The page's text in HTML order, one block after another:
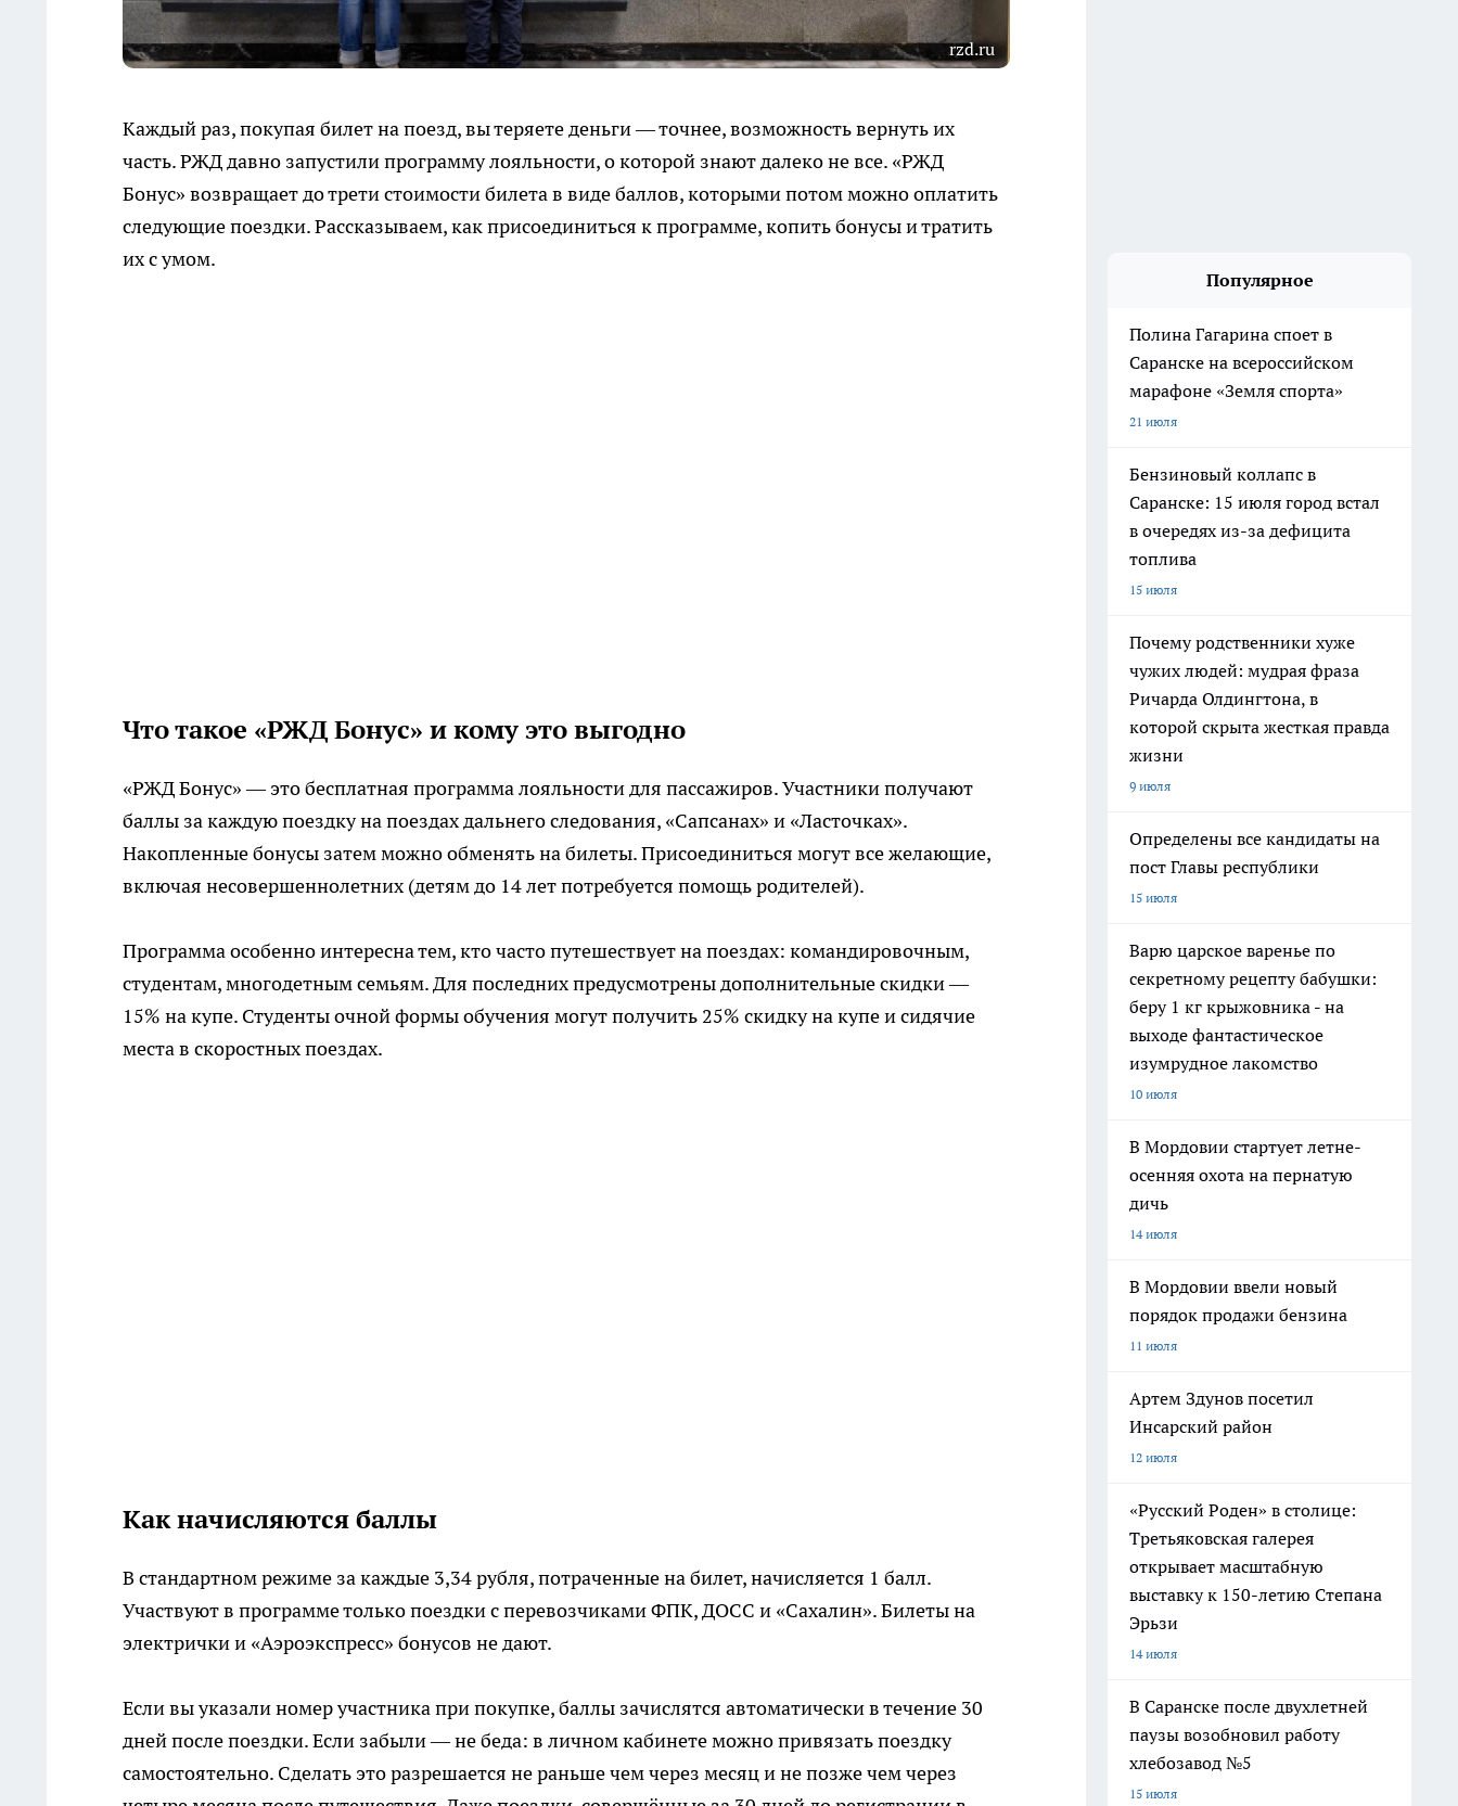
rzd.ru
Каждый раз, покупая билет на поезд, вы теряете деньги — точнее, возможность вернуть их
часть. РЖД давно запустили программу лояльности, о которой знают далеко не все. «РЖД
Бонус» возвращает до трети стоимости билета в виде баллов, которыми потом можно оплатить
следующие поездки. Рассказываем, как присоединиться к программе, копить бонусы и тратить
их с умом.
Что такое «РЖД Бонус» и кому это выгодно
«РЖД Бонус» — это бесплатная программа лояльности для пассажиров. Участники получают
баллы за каждую поездку на поездах дальнего следования, «Сапсанах» и «Ласточках».
Накопленные бонусы затем можно обменять на билеты. Присоединиться могут все желающие,
включая несовершеннолетних (детям до 14 лет потребуется помощь родителей).
Программа особенно интересна тем, кто часто путешествует на поездах: командировочным,
студентам, многодетным семьям. Для последних предусмотрены дополнительные скидки —
15% на купе. Студенты очной формы обучения могут получить 25% скидку на купе и сидячие
места в скоростных поездах.
Как начисляются баллы
В стандартном режиме за каждые 3,34 рубля, потраченные на билет, начисляется 1 балл.
Участвуют в программе только поездки с перевозчиками ФПК, ДОСС и «Сахалин». Билеты на
электрички и «Аэроэкспресс» бонусов не дают.
Если вы указали номер участника при покупке, баллы зачислятся автоматически в течение 30
дней после поездки. Если забыли — не беда: в личном кабинете можно привязать поездку
самостоятельно. Сделать это разрешается не раньше чем через месяц и не позже чем через
Популярное
Полина Гагарина споет в
Саранске на всероссийском
марафоне «Земля спорта»
21 июля
Бензиновый коллапс в
Саранске: 15 июля город встал
в очередях из-за дефицита
топлива
15 июля
Почему родственники хуже
чужих людей: мудрая фраза
Ричарда Олдингтона, в
которой скрыта жесткая правда
жизни
9 июля
Определены все кандидаты на
пост Главы республики
15 июля
Варю царское варенье по
секретному рецепту бабушки:
беру 1 кг крыжовника - на
выходе фантастическое
изумрудное лакомство
10 июля
В Мордовии стартует летне-
осенняя охота на пернатую
дичь
14 июля
В Мордовии ввели новый
порядок продажи бензина
11 июля
Артем Здунов посетил
Инсарский район
12 июля
«Русский Роден» в столице:
Третьяковская галерея
открывает масштабную
выставку к 150-летию Степана
Эрьзи
14 июля
В Саранске после двухлетней
паузы возобновил работу
хлебозавод №5
15 июля